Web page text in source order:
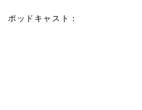
ポッドキャスト：